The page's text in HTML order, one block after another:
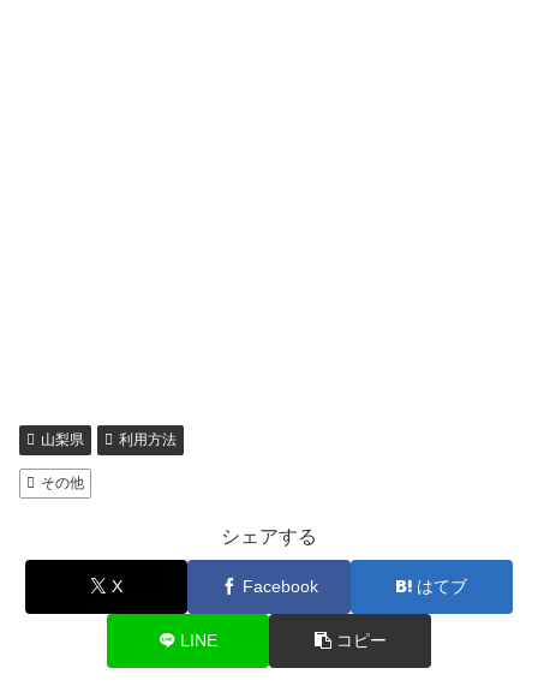
山梨県 利用方法
その他
シェアする
X Facebook はてブ
LINE コピー